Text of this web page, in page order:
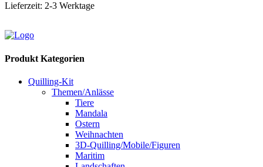
Lieferzeit: 2-3 Werktage
Produkt Kategorien
Quilling-Kit
Themen/Anlässe
Tiere
Mandala
Ostern
Weihnachten
3D-Quilling/Mobile/Figuren
Maritim